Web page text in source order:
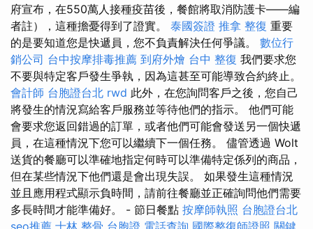
府宣布，在550萬人接種疫苗後，餐館將取消防護卡——編
者註），這種擔憂得到了證實。 泰國簽證 推拿 整復 重要
的是要知道您是快遞員，您不負責解決任何爭議。 數位行
銷公司 台中按摩排毒推薦 到府外燴 台中 整復 我們要求您
不要與特定客戶發生爭執，因為這甚至可能導致合約終止。
會計師 台胞證台北 rwd 此外，在您詢問客戶之後，您自己
將發生的情況寫給客戶服務並等待他們的指示。 他們可能
會要求您返回錯過的訂單，或者他們可能會發送另一個快遞
員，在這種情況下您可以繼續下一個任務。 儘管透過 Wolt
送貨的餐廳可以準確地指定何時可以準備特定係列的商品，
但在某些情況下他們還是會出現失誤。 如果發生這種情況
並且應用程式顯示負時間，請前往餐廳並正確詢問他們需要
多長時間才能準備好。 - 節日餐點 按摩師執照 台胞證台北
seo推薦 士林 整骨 台胞證 電話查詢 國際整復師證照 關鍵